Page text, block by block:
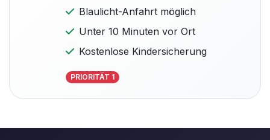
Blaulicht-Anfahrt möglich
Unter 10 Minuten vor Ort
Kostenlose Kindersicherung
PRIORITÄT 1